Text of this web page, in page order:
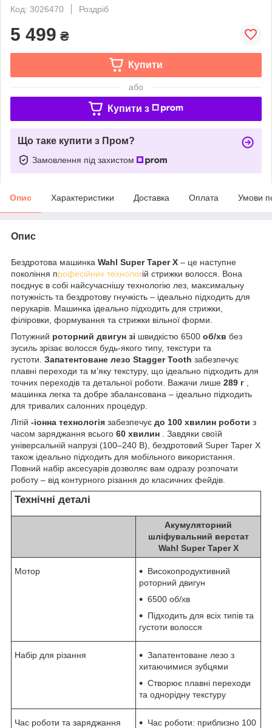
Код: 3026470
Роздріб
5 499 ₴
Купити
або
Купити з
Що таке купити з Пром?
Замовлення під захистом
Опис Характеристики Доставка Оплата Умови
Опис
Бездротова машинка Wahl Super Taper X – це наступне
покоління професійних технологій стрижки волосся. Вона
поєднує в собі найсучаснішу технологію лез, максимальну
потужність та бездротову гнучкість – ідеально підходить для
перукарів. Машинка ідеально підходить для стрижки,
філіровки, формування та стрижки вільної форми.
Потужний роторний двигун зі швидкістю 6500 об/хв без
зусиль зрізає волосся будь-якого типу, текстури та
густоти. Запатентоване лезо Stagger Tooth забезпечує
плавні переходи та м’яку текстуру, що ідеально підходить для
точних переходів та детальної роботи. Важачи лише 289 г
машинка легка та добре збалансована – ідеально підходить
для тривалих салонних процедур.
Літій -іонна технологія забезпечує до 100 хвилин роботи з
часом заряджання всього 60 хвилин . Завдяки своїй
універсальній напрузі (100–240 В), бездротовий Super Taper X
також ідеально підходить для мобільного використання.
Повний набір аксесуарів дозволяє вам одразу розпочати
роботу – від контурного різання до класичних фейдів.
Технічні деталі
Акумуляторний
шліфувальний верстат
Wahl Super Taper X
Мотор
Високопродуктивний
роторний двигун
6500 об/хв
Підходить для всіх типів та
густоти волосся
Набір для різання
Запатентоване лезо з
хитаючимися зубцями
Створює плавні переходи
та однорідну текстуру
Час роботи та заряджання
Час роботи: приблизно 100